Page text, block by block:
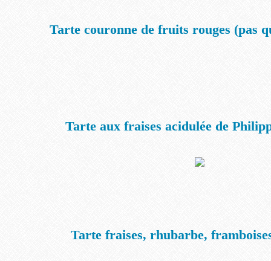
Tarte couronne de fruits rouges (pas
Tarte aux fraises acidulée de
Tarte fraises, rhubarbe,